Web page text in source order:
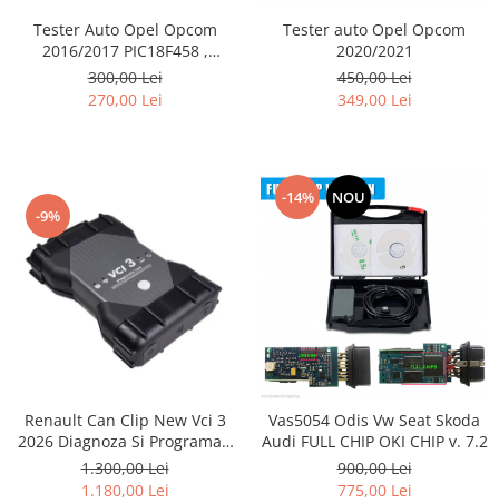
Tester Auto Opel Opcom
2016/2017 PIC18F458 ,
FT232RQ ,Firmware 1.39
300,00 Lei
270,00 Lei
Tester auto Opel Opcom
2020/2021
450,00 Lei
349,00 Lei
-9%
Renault Can Clip New Vci 3
2026 Diagnoza Si Programari
Lb.Romana
1.300,00 Lei
1.180,00 Lei
-14% NOU
Vas5054 Odis Vw Seat Skoda
Audi FULL CHIP OKI CHIP v. 7.2
900,00 Lei
775,00 Lei